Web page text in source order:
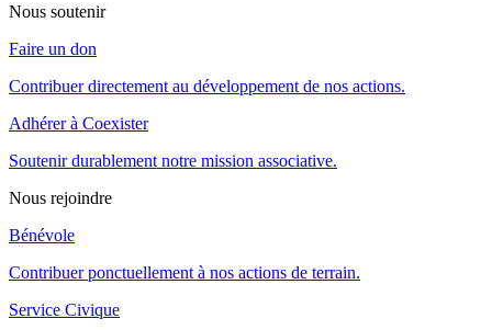
Nous soutenir
Faire un don
Contribuer directement au développement de nos actions.
Adhérer à Coexister
Soutenir durablement notre mission associative.
Nous rejoindre
Bénévole
Contribuer ponctuellement à nos actions de terrain.
Service Civique